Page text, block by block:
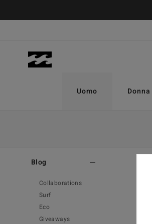
Uomo Donna
Blog
Collaborations
Surf
Eco
Giveaways